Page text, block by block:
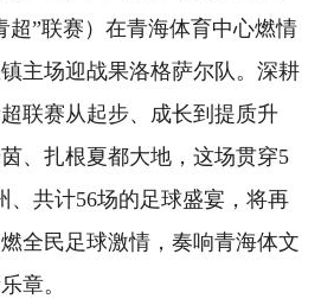
超”联赛）在青海体育中心燃情
主场迎战果洛格萨尔队。深耕
联赛从起步、成长到提质升
、扎根夏都大地，这场贯穿5
、共计56场的足球盛宴，将再
全民足球激情，奏响青海体文
章。